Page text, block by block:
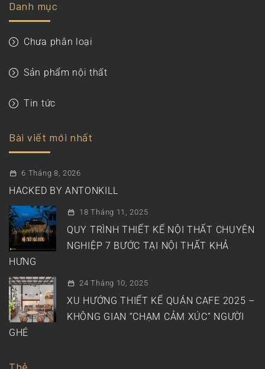
Danh mục
Chưa phân loại
Sản phẩm nội thất
Tin tức
Bài viết mới nhất
6 Tháng 8, 2026
HACKED BY ANTONKILL
18 Tháng 11, 2025
QUY TRÌNH THIẾT KẾ NỘI THẤT CHUYÊN
NGHIỆP 7 BƯỚC TẠI NỘI THẤT KHẢ
HƯNG
24 Tháng 10, 2025
XU HƯỚNG THIẾT KẾ QUÁN CAFE 2025 –
KHÔNG GIAN “CHẠM CẢM XÚC” NGƯỜI
GHÉ
Thẻ